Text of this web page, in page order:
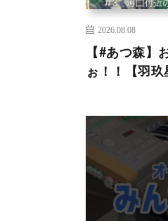
2026.08.08
【#あつ森】
ぉ！！【羽